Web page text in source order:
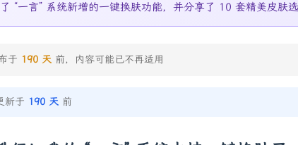
“一言” 系统新增的一键换肤功能，并分享了 10 套精美皮肤选
于 190 天 前，内容可能已不再适用
新于 190 天 前